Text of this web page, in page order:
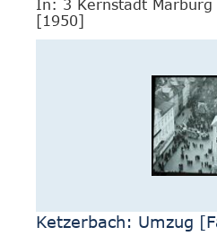
In: 3 Kernstadt Marburg
[1950]
Ketzerbach: Umzug